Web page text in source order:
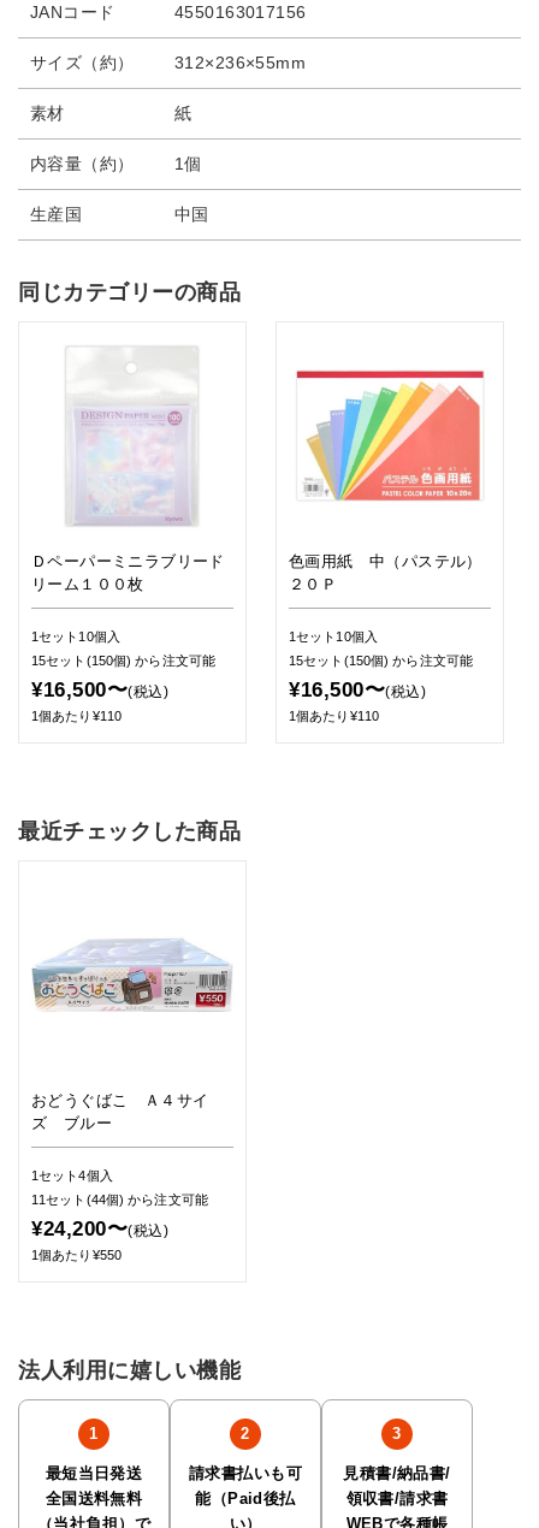
JANコード 4550163017156
サイズ（約） 312×236×55mm
素材 紙
内容量（約） 1個
生産国 中国
同じカテゴリーの商品
Ｄペーパーミニラブリード
リーム１００枚
1セット10個入
15セット(150個)から注文可能
¥16,500〜(税込)
1個あたり¥110
色画用紙 中（パステル）
２０Ｐ
1セット10個入
15セット(150個)から注文可能
¥16,500〜(税込)
1個あたり¥110
最近チェックした商品
おどうぐばこ Ａ４サイ
ズ ブルー
1セット4個入
11セット(44個)から注文可能
¥24,200〜(税込)
1個あたり¥550
法人利用に嬉しい機能
最短当日発送
全国送料無料
（当社負担）で
請求書払いも可
能（Paid後払
い）
見積書/納品書/
領収書/請求書
WEBで各種帳